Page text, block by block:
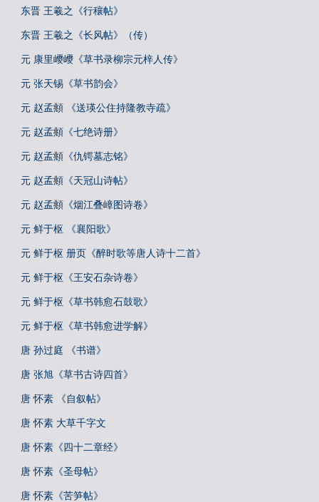
东晋 王羲之《行穰帖》
东晋 王羲之《长风帖》（传）
元 康里巎巎《草书录柳宗元梓人传》
元 张天锡《草书韵会》
元 赵孟頫 《送瑛公住持隆教寺疏》
元 赵孟頫《七绝诗册》
元 赵孟頫《仇锷墓志铭》
元 赵孟頫《天冠山诗帖》
元 赵孟頫《烟江叠嶂图诗卷》
元 鲜于枢 《襄阳歌》
元 鲜于枢 册页《醉时歌等唐人诗十二首》
元 鲜于枢《王安石杂诗卷》
元 鲜于枢《草书韩愈石鼓歌》
元 鲜于枢《草书韩愈进学解》
唐 孙过庭 《书谱》
唐 张旭《草书古诗四首》
唐 怀素 《自叙帖》
唐 怀素 大草千字文
唐 怀素《四十二章经》
唐 怀素《圣母帖》
唐 怀素《苦笋帖》